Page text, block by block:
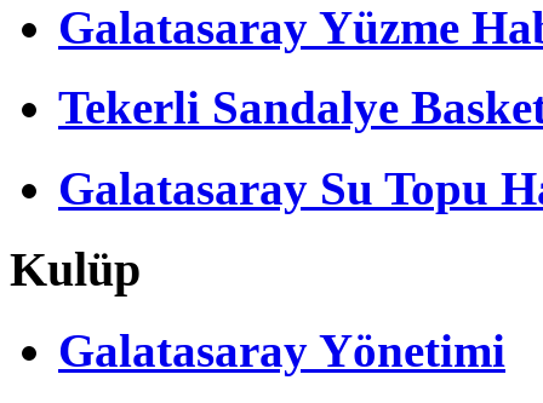
Galatasaray Yüzme
Tekerli Sandalye
Galatasaray Su Topu
Kulüp
Galatasaray Yönetimi